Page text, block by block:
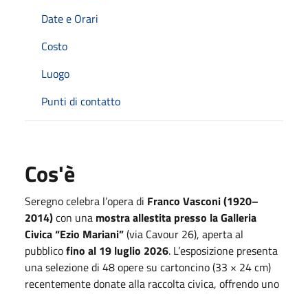
Date e Orari
Costo
Luogo
Punti di contatto
Cos'è
Seregno celebra l’opera di Franco Vasconi (1920–
2014)con una mostra allestita presso la Galleria
Civica “Ezio Mariani”(via Cavour 26), aperta al
pubblicofino al 19 luglio 2026. L’esposizione presenta
una selezione di 48 opere su cartoncino (33 × 24 cm)
recentemente donate alla raccolta civica, offrendo uno